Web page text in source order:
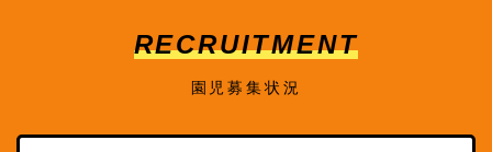
RECRUITMENT
園児募集状況